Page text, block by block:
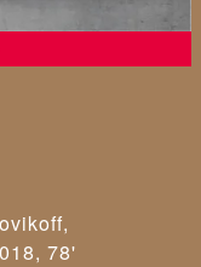
,
78'